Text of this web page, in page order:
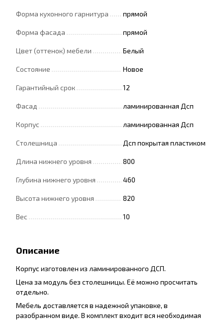
Форма кухонного гарнитура прямой
Форма фасада прямой
Цвет (оттенок) мебели Белый
Состояние Новое
Гарантийный срок 12
Фасад ламинированная Дсп
Корпус ламинированная Дсп
Столешница Дсп покрытая пластиком
Длина нижнего уровня 800
Глубина нижнего уровня 460
Высота нижнего уровня 820
Вес 10
Описание
Корпус изготовлен из ламинированного ДСП.
Цена за модуль без столешницы. Её можно просчитать
отдельно.
Мебель доставляется в надежной упаковке, в
разобранном виде. В комплект входит вся необходимая